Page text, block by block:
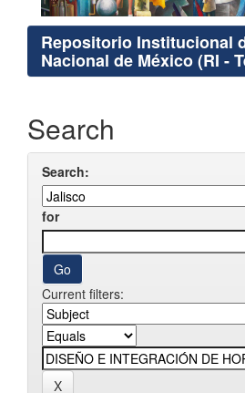
Repositorio Institucional
Nacional de México (RI -
Search
Search:
for
Current filters: